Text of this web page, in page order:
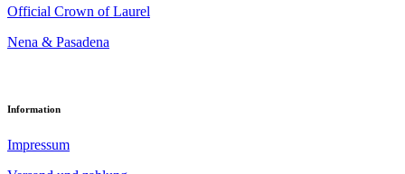
Official Crown of Laurel
Nena & Pasadena
Information
Impressum